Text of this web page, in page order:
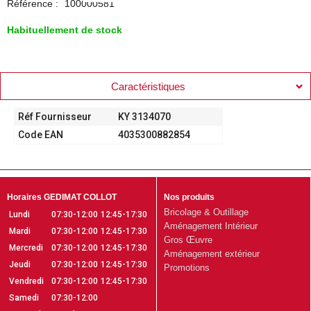
Référence : 100000581
Habituellement de stock
Caractéristiques
Réf Fournisseur
KY 3134070
Code EAN
4035300882854
Horaires GEDIMAT COLLOT
Lundi
07:30-12:00 12:45-17:30
Mardi
07:30-12:00 12:45-17:30
Mercredi
07:30-12:00 12:45-17:30
Jeudi
07:30-12:00 12:45-17:30
Vendredi
07:30-12:00 12:45-17:30
Samedi
07:30-12:00
Nos produits
Bricolage & Outillage
Aménagement Intérieur
Gros Œuvre
Aménagement extérieur
Promotions